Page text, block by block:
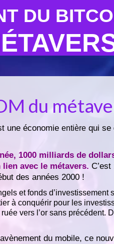
DU
du
une économie entièrequi se
1000 milliards de
lien avec le métavers.
des années 2000 !
et fonds d’investissement
à conquérir pour les
vers l’or sans précédent.
du mobile, ce